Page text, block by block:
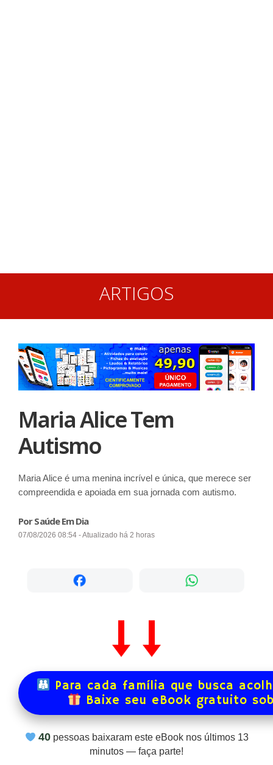
ARTIGOS
Maria Alice Tem
Autismo
Maria Alice é uma menina incrível e única, que merece ser
compreendida e apoiada em sua jornada com autismo.
Por Saúde Em Dia
07/08/2026 08:54 - Atualizado há 2 horas
Para cada família que busca
Baixe seu eBook gratuito
40pessoas baixaram este eBook nos últimos 13
minutos — faça parte!